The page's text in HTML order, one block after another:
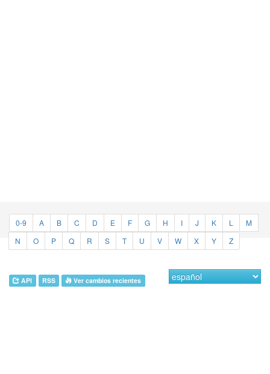
0-9 A B C D E F G H I J K L
M
N
O P Q R S T U V W X Y Z
API RSS Ver cambios recientes